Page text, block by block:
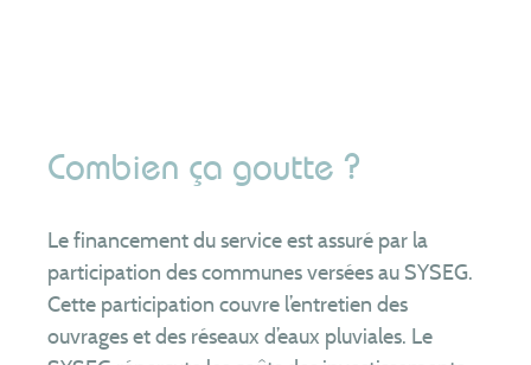
Comités syndicaux
Rapports d’activité
Organisation du service
FAQ
Combien ça goutte ?
Le financement du service est assuré par la
participation des communes versées au SYSEG.
Cette participation couvre l’entretien des
ouvrages et des réseaux d’eaux pluviales. Le